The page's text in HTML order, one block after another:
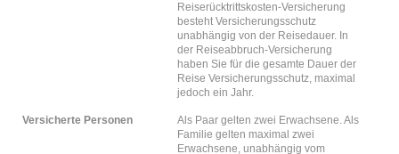
Reiserücktrittskosten-Versicherung
besteht Versicherungsschutz
unabhängig von der Reisedauer. In
der Reiseabbruch-Versicherung
haben Sie für die gesamte Dauer der
Reise Versicherungsschutz, maximal
jedoch ein Jahr.
Versicherte Personen
Als Paar gelten zwei Erwachsene. Als
Familie gelten maximal zwei
Erwachsene, unabhängig vom